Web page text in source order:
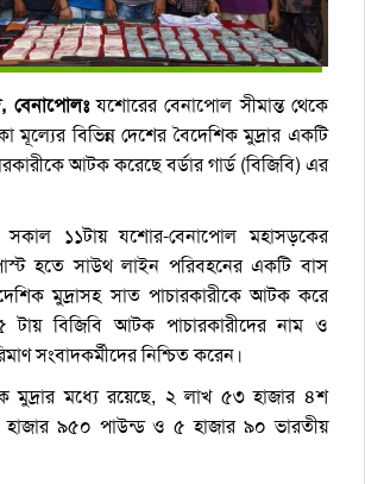
বেনাপোলঃযশোরের বেনাপোল সীমান্ত থেকে
মূল্যের বিভিন্ন দেশের বৈদেশিক মুদ্রার একটি
আটক করেছে বর্ডার গার্ড (বিজিবি) এর
১১টায় যশোর-বেনাপোল মহাসড়কের
হতে সাউথ লাইন পরিবহনের একটি বাস
মুদ্রাসহ সাত পাচারকারীকে আটক করে
টায় বিজিবি আটক পাচারকারীদের নাম ও
সংবাদকর্মীদের নিশ্চিত করেন।
মধ্যে রয়েছে, ২ লাখ ৫৩ হাজার ৪শ
৯৫০ পাউন্ড ও ৫ হাজার ৯০ ভারতীয়